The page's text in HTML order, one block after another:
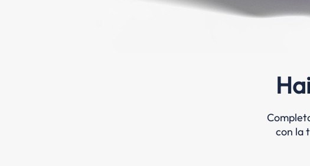
con la